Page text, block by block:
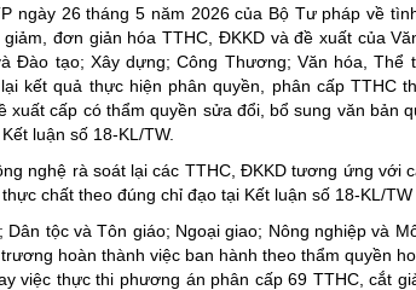
ngày 26 tháng 5 năm 2026 của Bộ Tư pháp về
đơn giản hóa TTHC, ĐKKD và đề xuất của
Đào tạo; Xây dựng; Công Thương; Văn hóa, Thể
kết quả thực hiện phân quyền, phân cấp TTHC
xuất cấp có thẩm quyền sửa đổi, bổ sung văn bản
luận số 18-KL/TW.
nghệ rà soát lại các TTHC, ĐKKD tương ứng với
chất theo đúng chỉ đạo tại Kết luận số 18-KL/
tộc và Tôn giáo; Ngoại giao; Nông nghiệp và
hoàn thành việc ban hành theo thẩm quyền
việc thực thi phương án phân cấp 69 TTHC, cắt